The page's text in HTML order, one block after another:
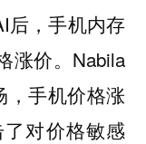
后，手机内存
涨价。Nabila
，手机价格涨
对价格敏感